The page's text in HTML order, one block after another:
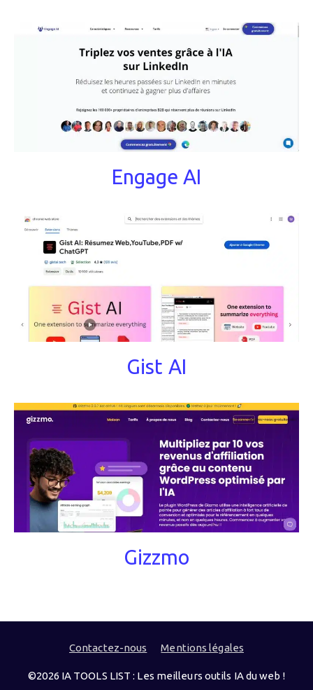
Engage AI
Gist AI
Gizzmo
Contactez-nous Mentions légales
©2026 IA TOOLS LIST : Les meilleurs outils IA du web !